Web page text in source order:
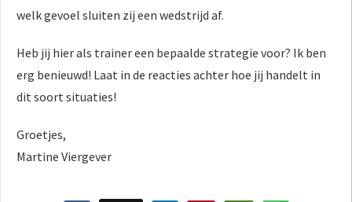
welk gevoel sluiten zij een wedstrijd af.
Heb jij hier als trainer een bepaalde strategie voor? Ik ben
erg benieuwd! Laat in de reacties achter hoe jij handelt in
dit soort situaties!
Groetjes,
Martine Viergever